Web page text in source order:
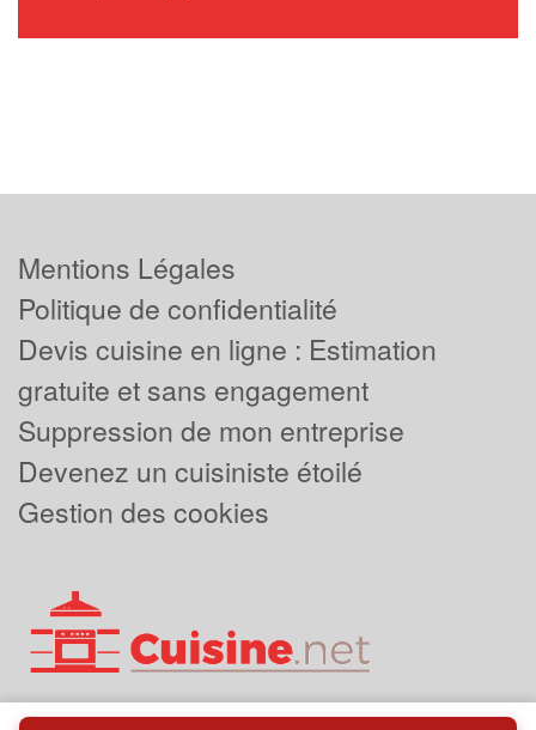
Mentions Légales
Politique de confidentialité
Devis cuisine en ligne : Estimation
gratuite et sans engagement
Suppression de mon entreprise
Devenez un cuisiniste étoilé
Gestion des cookies